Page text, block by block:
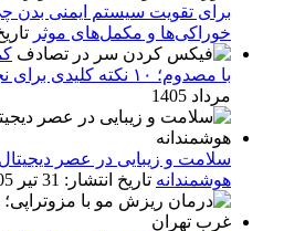
برای تقویت سیستم ایمنی بدن
خوراکی‌ها و مکمل‌های موثر تاریخ
با مصدوم؛ ۱۰ نکته کلیدی برای نجات‌ مصدوم
مرداد 1405
سلامت و زیبایی در عصر
هوشمندانه تاریخ انتشار: 31 تیر 1405